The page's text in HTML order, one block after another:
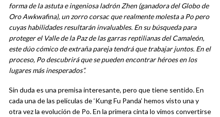
forma de la astuta e ingeniosa ladrón Zhen (ganadora del Globo de
Oro Awkwafina), un zorro corsac que realmente molesta a Po pero
cuyas habilidades resultarán invaluables. En su búsqueda para
proteger el Valle de la Paz de las garras reptilianas del Camaleón,
este dúo cómico de extraña pareja tendrá que trabajar juntos. En el
proceso, Po descubrirá que se pueden encontrar héroes en los
lugares más inesperados”.
Sin duda es una premisa interesante, pero que tiene sentido. En
cada una de las películas de ‘Kung Fu Panda’ hemos visto una y
otra vez la evolución de Po. En la primera cinta lo vimos convertirse